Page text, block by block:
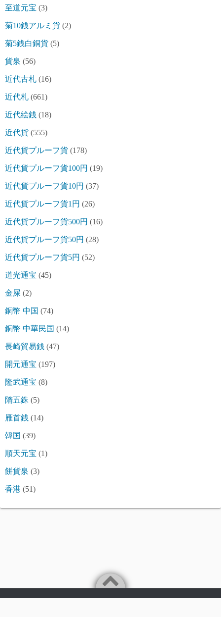
至道元宝 (3)
菊10銭アルミ貨 (2)
菊5銭白銅貨 (5)
貨泉 (56)
近代古札 (16)
近代札 (661)
近代絵銭 (18)
近代貨 (555)
近代貨プルーフ貨 (178)
近代貨プルーフ貨100円 (19)
近代貨プルーフ貨10円 (37)
近代貨プルーフ貨1円 (26)
近代貨プルーフ貨500円 (16)
近代貨プルーフ貨50円 (28)
近代貨プルーフ貨5円 (52)
道光通宝 (45)
金屎 (2)
銅幣 中国 (74)
銅幣 中華民国 (14)
長崎貿易銭 (47)
開元通宝 (197)
隆武通宝 (8)
隋五銖 (5)
雁首銭 (14)
韓国 (39)
順天元宝 (1)
餅貨泉 (3)
香港 (51)